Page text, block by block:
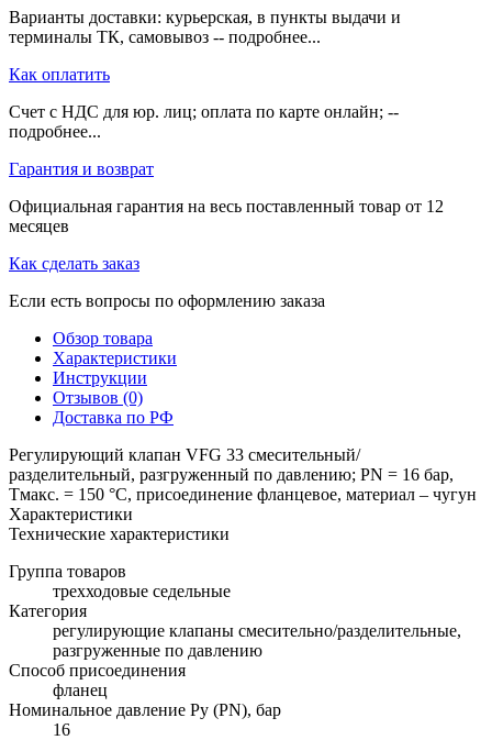
Варианты доставки: курьерская, в пункты выдачи и
терминалы ТК, самовывоз -- подробнее...
Как оплатить
Счет с НДС для юр. лиц; оплата по карте онлайн; --
подробнее...
Гарантия и возврат
Официальная гарантия на весь поставленный товар от 12
месяцев
Как сделать заказ
Если есть вопросы по оформлению заказа
Обзор товара
Характеристики
Инструкции
Отзывов (0)
Доставка по РФ
Регулирующий клапан VFG 33 смесительный/
разделительный, разгруженный по давлению; PN = 16 бар,
Тмакс. = 150 °С, присоединение фланцевое, материал – чугун
Характеристики
Технические характеристики
Группа товаров
трехходовые седельные
Категория
регулирующие клапаны смесительно/разделительные,
разгруженные по давлению
Способ присоединения
фланец
Номинальное давление Ру (PN), бар
16